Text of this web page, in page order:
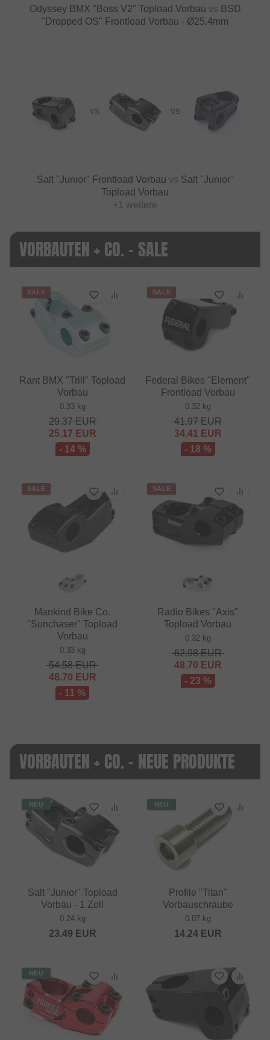
Odyssey BMX "Boss V2" Topload Vorbau vs BSD
"Dropped OS" Frontload Vorbau - Ø25.4mm
VS VS
Salt "Junior" Frontload Vorbau vs Salt "Junior"
Topload Vorbau
+1 weitere
VORBAUTEN + CO. - SALE
SALE
Rant BMX "Trill" Topload
Vorbau
0.33 kg
29.37EUR
25.17 EUR
- 14 %
SALE
Federal Bikes "Element"
Frontload Vorbau
0.32 kg
41.97EUR
34.41 EUR
- 18 %
SALE
Mankind Bike Co.
"Sunchaser" Topload
Vorbau
0.33 kg
54.58EUR
48.70 EUR
- 11 %
SALE
Radio Bikes "Axis"
Topload Vorbau
0.32 kg
62.98EUR
48.70 EUR
- 23 %
VORBAUTEN + CO. - NEUE PRODUKTE
NEU
Salt "Junior" Topload
Vorbau - 1 Zoll
0.24 kg
23.49 EUR
NEU
Profile "Titan"
Vorbauschraube
0.07 kg
14.24EUR
NEU